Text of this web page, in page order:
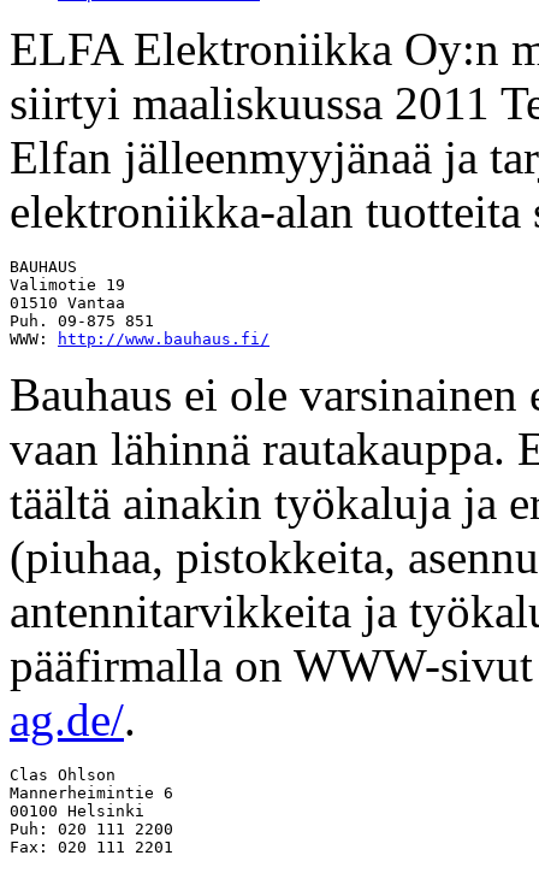
ELFA Elektroniikka Oy:n
siirtyi maaliskuussa 2011
Elfan jälleenmyyjänaä ja
elektroniikka-alan tuotteita
BAUHAUS
Valimotie 19
01510 Vantaa
Puh. 09-875 851
WWW:
http://www.bauhaus.fi/
Bauhaus ei ole
vaan lähinnä rautakauppa.
täältä ainakin työkaluja ja
(piuhaa, pistokkeita,
antennitarvikkeita ja
pääfirmalla on WWW-
ag.de/.
Clas Ohlson
Mannerheimintie 6
00100 Helsinki
Puh: 020 111 2200